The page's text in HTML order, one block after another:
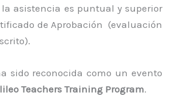
asistencia es puntual y superior
de Aprobación (evaluación
sido reconocida como un evento
Teachers Training Program.